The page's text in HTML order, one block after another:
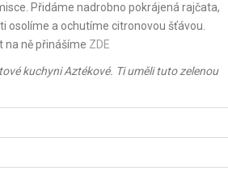
Přidáme nadrobno pokrájená rajčata,
osolíme a ochutíme citronovou šťávou.
na ně přinášíme ZDE
kuchyni Aztékové. Ti uměli tuto zelenou